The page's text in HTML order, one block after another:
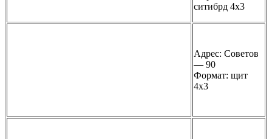
ситибрд 4х3
Адрес: Советов
— 90
Формат: щит
4х3